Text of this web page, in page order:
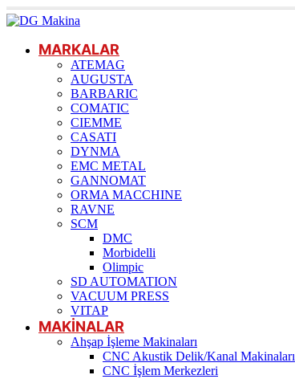
MARKALAR
ATEMAG
AUGUSTA
BARBARIC
COMATIC
CIEMME
CASATI
DYNMA
EMC METAL
GANNOMAT
ORMA MACCHINE
RAVNE
SCM
DMC
Morbidelli
Olimpic
SD AUTOMATION
VACUUM PRESS
VITAP
MAKİNALAR
Ahşap İşleme Makinaları
CNC Akustik Delik/Kanal Makinaları
CNC İşlem Merkezleri